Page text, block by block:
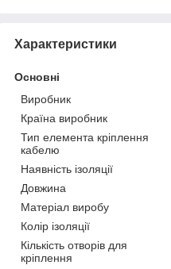
Характеристики
Основні
Виробник
Країна виробник
Тип елемента кріплення
кабелю
Наявність ізоляції
Довжина
Матеріал виробу
Колір ізоляції
Кількість отворів для
кріплення